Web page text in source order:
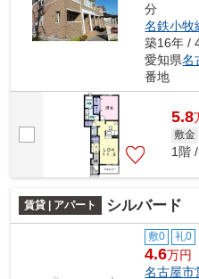
分
名鉄小牧
築16年 /
愛知県名
番地
5.8
敷金
1階
賃貸 | アパート シルバード
敷0 礼0
4.6万円
名古屋市